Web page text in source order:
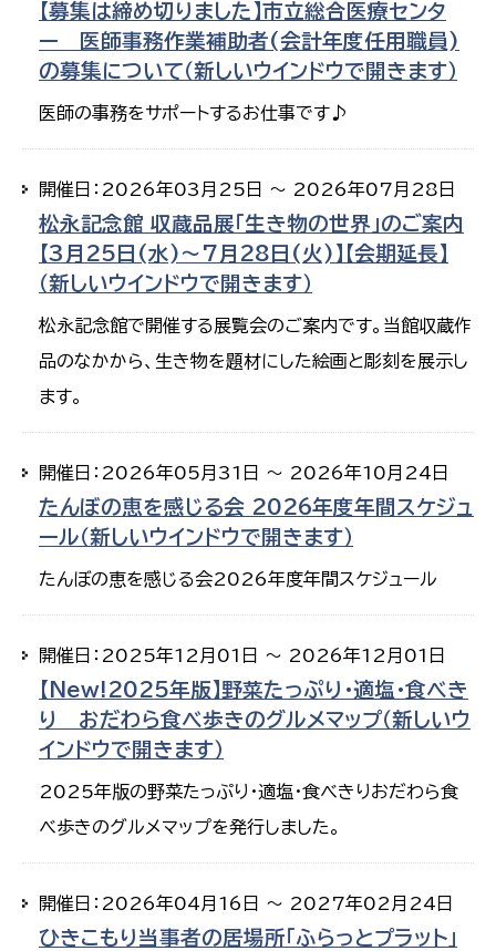
【募集は締め切りました】市立総合医療センタ
ー 医師事務作業補助者(会計年度任用職員)
の募集について（新しいウインドウで開きます）
医師の事務をサポートするお仕事です♪
開催日：2026年03月25日 ～ 2026年07月28日
松永記念館 収蔵品展「生き物の世界」のご案内
【3月25日(水)～7月28日(火)】【会期延長】
（新しいウインドウで開きます）
松永記念館で開催する展覧会のご案内です。当館収蔵作
品のなかから、生き物を題材にした絵画と彫刻を展示し
ます。
開催日：2026年05月31日 ～ 2026年10月24日
たんぼの恵を感じる会 2026年度年間スケジュ
ール（新しいウインドウで開きます）
たんぼの恵を感じる会2026年度年間スケジュール
開催日：2025年12月01日 ～ 2026年12月01日
【New!2025年版】野菜たっぷり・適塩・食べき
り おだわら食べ歩きのグルメマップ（新しいウ
インドウで開きます）
2025年版の野菜たっぷり・適塩・食べきりおだわら食
べ歩きのグルメマップを発行しました。
開催日：2026年04月16日 ～ 2027年02月24日
ひきこもり当事者の居場所「ふらっとプラット」